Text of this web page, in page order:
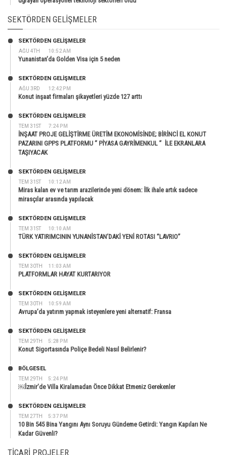
SEKTÖRDEN GELIŞMELER
AĞU 4TH 10:52 AM
SEKTÖRDEN GELIŞMELER
Yunanistan’da Golden Visa için 5 neden
AĞU 3RD 12:42 PM
SEKTÖRDEN GELIŞMELER
Konut inşaat firmaları şikayetleri yüzde 127 arttı
TEM 31ST 7:24 PM
SEKTÖRDEN GELIŞMELER
İNŞAAT PROJE GELİŞTİRME ÜRETİM EKONOMİSİNDE; BİRİNCİ EL KONUT
PAZARINI GPPS PLATFORMU ” PİYASA GAYRİMENKUL ” İLE EKRANLARA
TAŞIYACAK
TEM 31ST 10:12 AM
SEKTÖRDEN GELIŞMELER
Miras kalan ev ve tarım arazilerinde yeni dönem: İlk ihale artık sadece
mirasçılar arasında yapılacak
TEM 31ST 10:10 AM
SEKTÖRDEN GELIŞMELER
TÜRK YATIRIMCININ YUNANİSTAN’DAKİ YENİ ROTASI “LAVRIO”
TEM 30TH 11:03 AM
SEKTÖRDEN GELIŞMELER
PLATFORMLAR HAYAT KURTARIYOR
TEM 30TH 10:59 AM
SEKTÖRDEN GELIŞMELER
Avrupa’da yatırım yapmak isteyenlere yeni alternatif: Fransa
TEM 29TH 5:28 PM
SEKTÖRDEN GELIŞMELER
Konut Sigortasında Poliçe Bedeli Nasıl Belirlenir?
TEM 29TH 5:24 PM
BÖLGESEL
￼İzmir’de Villa Kiralamadan Önce Dikkat Etmeniz Gerekenler
TEM 27TH 5:37 PM
SEKTÖRDEN GELIŞMELER
10 Bin 545 Bina Yangını Aynı Soruyu Gündeme Getirdi: Yangın Kapıları Ne
Kadar Güvenli?
TICARI PROJELER